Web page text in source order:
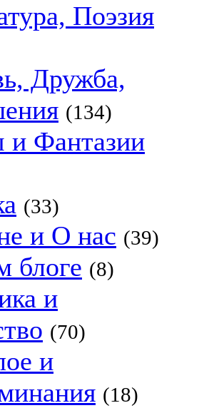
Поэзия
Дружба,
(134)
Фантазии
(33)
и О нас (39)
блоге (8)
и
(70)
и
(18)